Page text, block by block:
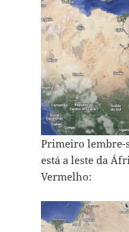
Primeiro lembre-
está a leste da
Vermelho: